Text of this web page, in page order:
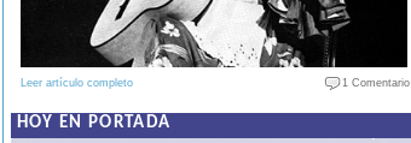
Leer artículo completo 1 Comentario
HOY EN PORTADA